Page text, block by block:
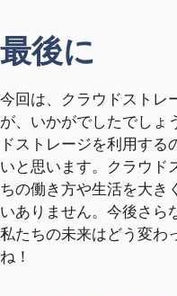
最後に
今回は、クラウドストレ
が、いかがでしたでしょ
ドストレージを利用す
いと思います。クラウド
ちの働き方や生活を大き
いありません。今後さら
私たちの未来はどう変わ
ね！